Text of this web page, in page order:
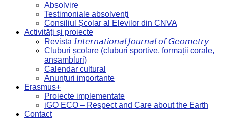
Absolvire
Testimoniale absolvenți
Consiliul Școlar al Elevilor din CNVA
Activități și proiecte
Revista 𝘐𝘯𝘵𝘦𝘳𝘯𝘢𝘵𝘪𝘰𝘯𝘢𝘭 𝘑𝘰𝘶𝘳𝘯𝘢𝘭 𝘰𝘧 𝘎𝘦𝘰𝘮𝘦𝘵𝘳𝘺
Cluburi școlare (cluburi sportive, formații corale,
ansambluri)
Calendar cultural
Anunțuri importante
Erasmus+
Proiecte implementate
iGO ECO – Respect and Care about the Earth
Contact